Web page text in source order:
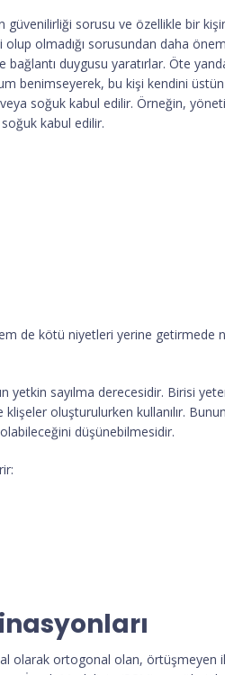
güvenilirliği sorusu ve özellikle bir
olmadığı sorusundan daha
ve bağlantı duygusu yaratırlar. Öte
benimseyerek, bu kişi kendini üstün
veya soğuk kabul edilir. Örneğin,
kabul edilir.
de kötü niyetleri yerine getirmede
yetkin sayılma derecesidir. Birisi
klişeler oluşturulurken kullanılır.
düşünebilmesidir.
olarak ortogonal olan,